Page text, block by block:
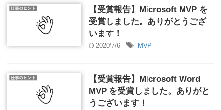
【受賞報告】Microsoft MVP を
受賞しました。ありがとうござ
います！
2020/7/6 MVP
【受賞報告】Microsoft Word
MVP を受賞しました。ありがと
うございます！